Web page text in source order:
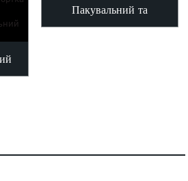
Quality Tissue Paper...
Пакувальний та